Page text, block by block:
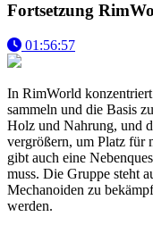
Fortsetzung
01:56:57
In RimWorld konzentriert
sammeln und die Basis
Holz und Nahrung, und
vergrößern, um Platz für
gibt auch eine
muss. Die Gruppe steht
Mechanoiden zu
werden.